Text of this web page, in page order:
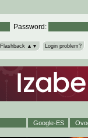
Password:
Flashback ▲▼ Login problem?